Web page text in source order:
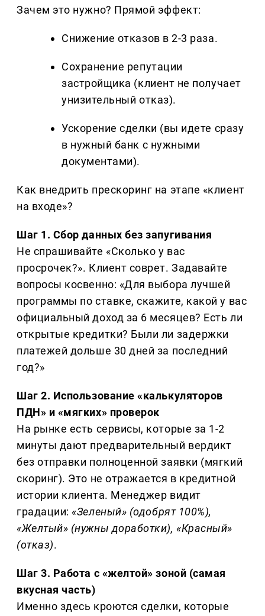
Зачем это нужно? Прямой эффект:
Снижение отказов в 2-3 раза.
Сохранение репутации
застройщика (клиент не получает
унизительный отказ).
Ускорение сделки (вы идете сразу
в нужный банк с нужными
документами).
Как внедрить прескоринг на этапе «клиент
на входе»?
Шаг 1. Сбор данных без запугивания
Не спрашивайте «Сколько у вас
просрочек?». Клиент соврет. Задавайте
вопросы косвенно: «Для выбора лучшей
программы по ставке, скажите, какой у вас
официальный доход за 6 месяцев? Есть ли
открытые кредитки? Были ли задержки
платежей дольше 30 дней за последний
год?»
Шаг 2. Использование «калькуляторов
ПДН» и «мягких» проверок
На рынке есть сервисы, которые за 1-2
минуты дают предварительный вердикт
без отправки полноценной заявки (мягкий
скоринг). Это не отражается в кредитной
истории клиента. Менеджер видит
градации:«Зеленый» (одобрят 100%),
«Желтый» (нужны доработки), «Красный»
(отказ).
Шаг 3. Работа с «желтой» зоной (самая
вкусная часть)
Именно здесь кроются сделки, которые